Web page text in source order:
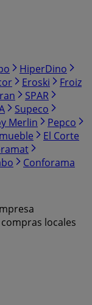
HiperDino
Eroski
Froiz
SPAR
Supeco
Merlin
Pepco
El Corte
Conforama
locales